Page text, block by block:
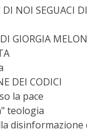
NOI SEGUACI
GIORGIA
DEI CODICI
la pace
teologia
disinformazione